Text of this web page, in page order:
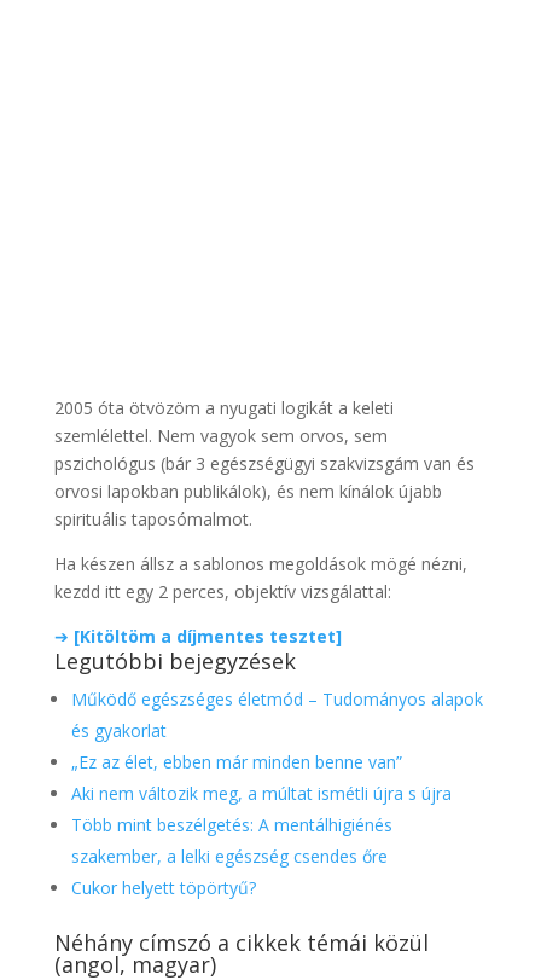
2005 óta ötvözöm a nyugati logikát a keleti
szemlélettel. Nem vagyok sem orvos, sem
pszichológus (bár 3 egészségügyi szakvizsgám van és
orvosi lapokban publikálok), és nem kínálok újabb
spirituális taposómalmot.
Ha készen állsz a sablonos megoldások mögé nézni,
kezdd itt egy 2 perces, objektív vizsgálattal:
➔ [Kitöltöm a díjmentes tesztet]
Legutóbbi bejegyzések
Működő egészséges életmód – Tudományos alapok
és gyakorlat
„Ez az élet, ebben már minden benne van”
Aki nem változik meg, a múltat ismétli újra s újra
Több mint beszélgetés: A mentálhigiénés
szakember, a lelki egészség csendes őre
Cukor helyett töpörtyű?
Néhány címszó a cikkek témái közül
(angol, magyar)